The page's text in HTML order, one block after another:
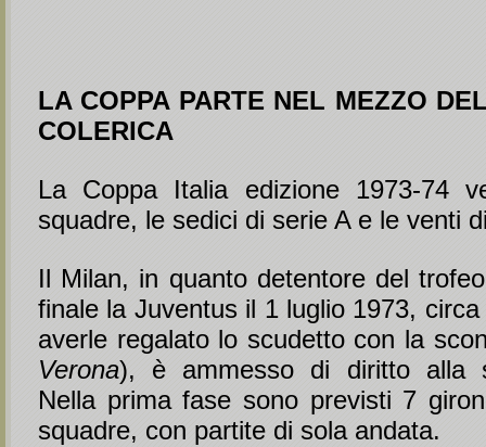
LA COPPA PARTE NEL MEZZO
COLERICA
La Coppa Italia edizione 1973-74
squadre, le sedici di serie A e le venti
Il Milan, in quanto detentore del
finale la Juventus il 1 luglio 1973,
averle regalato lo scudetto con la
Verona), è ammesso di diritto alla
Nella prima fase sono previsti 7
squadre, con partite di sola andata.